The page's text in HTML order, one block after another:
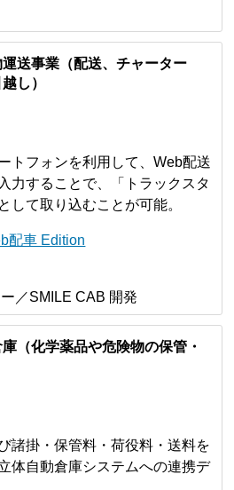
送事業（配送、チャーター
し）
トフォンを利用して、Web配送
力することで、「トラックスタ
して取り込むことが可能。
配車 Edition
／SMILE CAB 開発
（化学薬品や危険物の保管・
諸掛・保管料・荷役料・送料を
体自動倉庫システムへの連携デ